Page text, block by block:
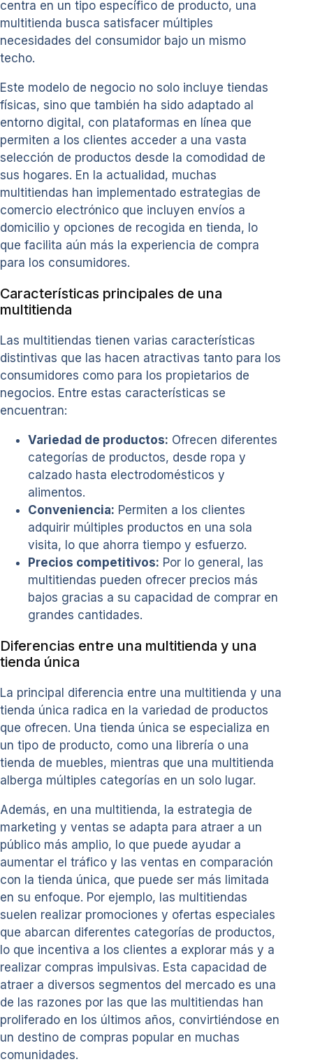
centra en un tipo específico de producto, una
multitienda busca satisfacer múltiples
necesidades del consumidor bajo un mismo
techo.
Este modelo de negocio no solo incluye tiendas
físicas, sino que también ha sido adaptado al
entorno digital, con plataformas en línea que
permiten a los clientes acceder a una vasta
selección de productos desde la comodidad de
sus hogares. En la actualidad, muchas
multitiendas han implementado estrategias de
comercio electrónico que incluyen envíos a
domicilio y opciones de recogida en tienda, lo
que facilita aún más la experiencia de compra
para los consumidores.
Características principales de una
multitienda
Las multitiendas tienen varias características
distintivas que las hacen atractivas tanto para los
consumidores como para los propietarios de
negocios. Entre estas características se
encuentran:
Variedad de productos: Ofrecen diferentes
categorías de productos, desde ropa y
calzado hasta electrodomésticos y
alimentos.
Conveniencia: Permiten a los clientes
adquirir múltiples productos en una sola
visita, lo que ahorra tiempo y esfuerzo.
Precios competitivos: Por lo general, las
multitiendas pueden ofrecer precios más
bajos gracias a su capacidad de comprar en
grandes cantidades.
Diferencias entre una multitienda y una
tienda única
La principal diferencia entre una multitienda y una
tienda única radica en la variedad de productos
que ofrecen. Una tienda única se especializa en
un tipo de producto, como una librería o una
tienda de muebles, mientras que una multitienda
alberga múltiples categorías en un solo lugar.
Además, en una multitienda, la estrategia de
marketing y ventas se adapta para atraer a un
público más amplio, lo que puede ayudar a
aumentar el tráfico y las ventas en comparación
con la tienda única, que puede ser más limitada
en su enfoque. Por ejemplo, las multitiendas
suelen realizar promociones y ofertas especiales
que abarcan diferentes categorías de productos,
lo que incentiva a los clientes a explorar más y a
realizar compras impulsivas. Esta capacidad de
atraer a diversos segmentos del mercado es una
de las razones por las que las multitiendas han
proliferado en los últimos años, convirtiéndose en
un destino de compras popular en muchas
comunidades.